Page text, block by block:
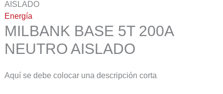
AISLADO
Energía
MILBANK BASE 5T 200A
NEUTRO AISLADO
Aquí se debe colocar una descripción corta